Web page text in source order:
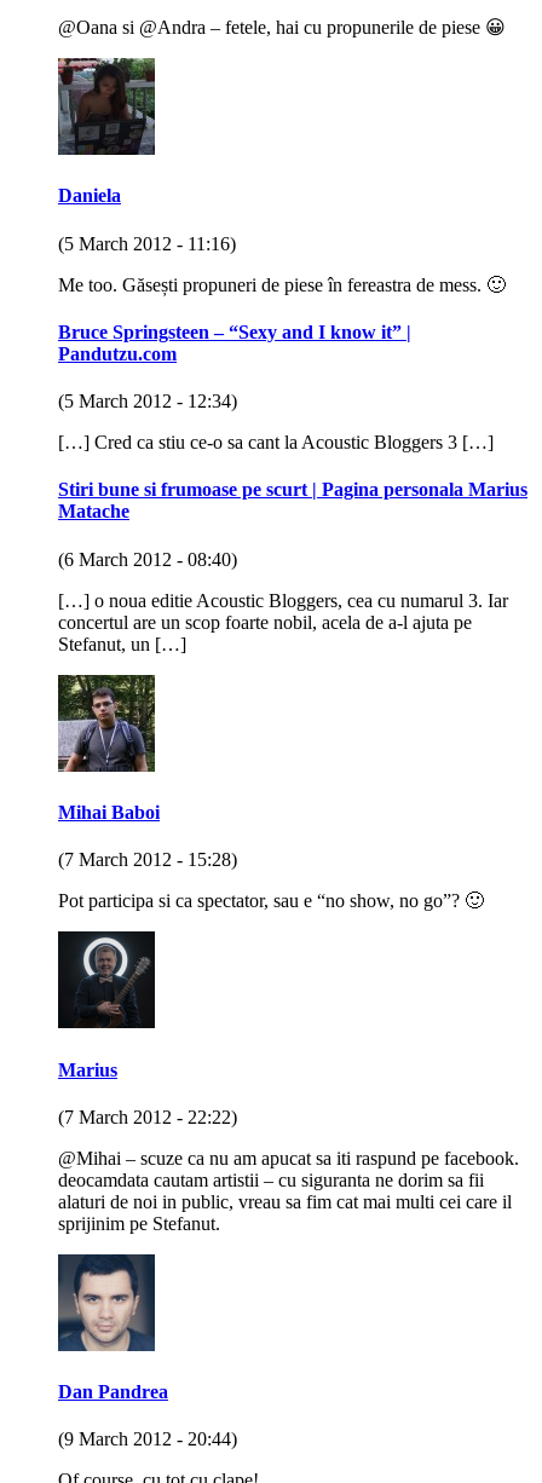
@Oana si @Andra – fetele, hai cu propunerile de piese 😀
Daniela
(5 March 2012 - 11:16)
Me too. Găsești propuneri de piese în fereastra de mess. 🙂
Bruce Springsteen – “Sexy and I know it” |
Pandutzu.com
(5 March 2012 - 12:34)
[…] Cred ca stiu ce-o sa cant la Acoustic Bloggers 3 […]
Stiri bune si frumoase pe scurt | Pagina personala Marius
Matache
(6 March 2012 - 08:40)
[…] o noua editie Acoustic Bloggers, cea cu numarul 3. Iar
concertul are un scop foarte nobil, acela de a-l ajuta pe
Stefanut, un […]
Mihai Baboi
(7 March 2012 - 15:28)
Pot participa si ca spectator, sau e “no show, no go”? 🙂
Marius
(7 March 2012 - 22:22)
@Mihai – scuze ca nu am apucat sa iti raspund pe facebook.
deocamdata cautam artistii – cu siguranta ne dorim sa fii
alaturi de noi in public, vreau sa fim cat mai multi cei care il
sprijinim pe Stefanut.
Dan Pandrea
(9 March 2012 - 20:44)